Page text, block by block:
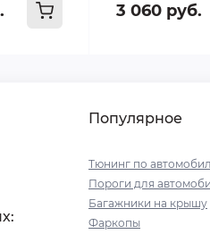
3 060 руб.
Популярное
Тюнинг по
Пороги для
Багажники на крышу
Фаркопы